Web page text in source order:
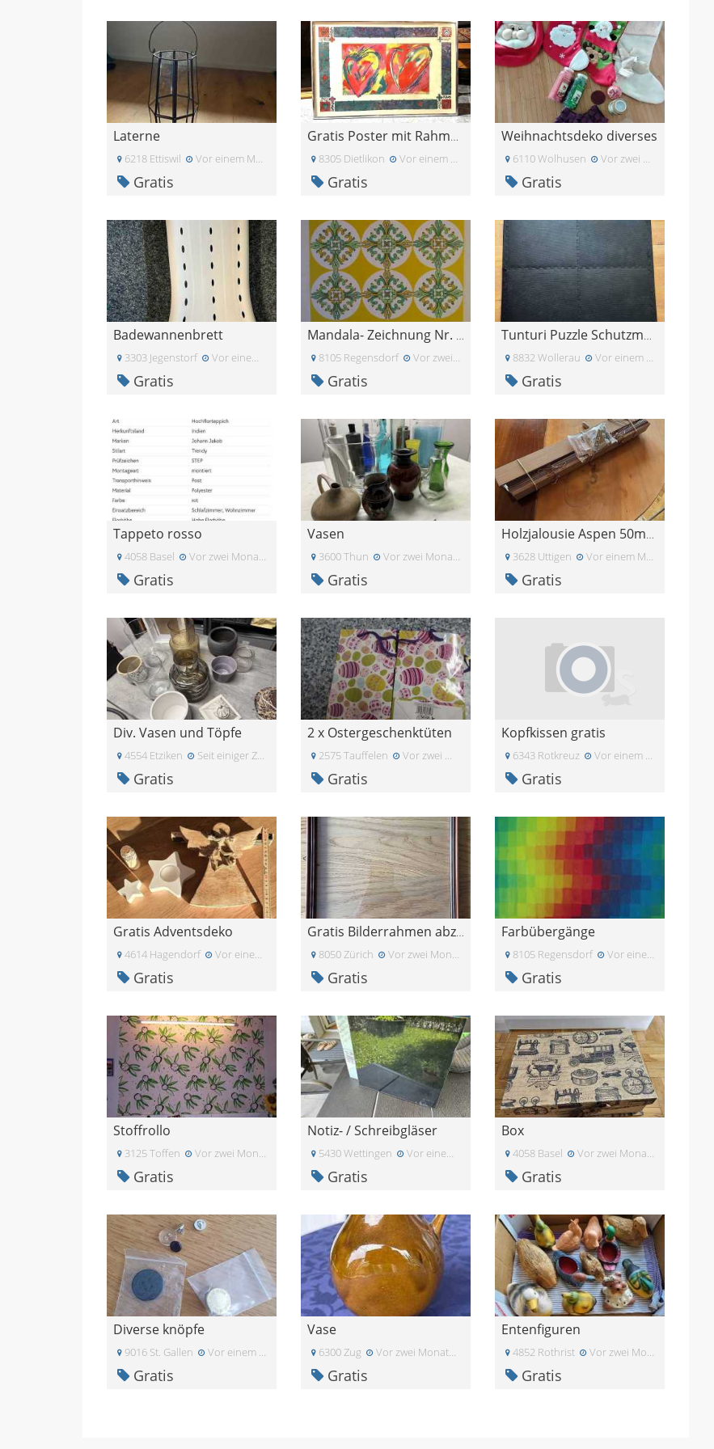
Laterne
6218 Ettiswil Vor einem Monat
Gratis
Gratis Poster mit Rahmen
8305 Dietlikon Vor einem Monat
Gratis
Weihnachtsdeko diverses
6110 Wolhusen Vor zwei Monaten
Gratis
Badewannenbrett
3303 Jegenstorf Vor einem Monat
Gratis
Mandala- Zeichnung Nr. 11
8105 Regensdorf Vor zwei Monaten
Gratis
Tunturi Puzzle Schutzmatten Set mit 4 Bodenschutz
8832 Wollerau Vor einem Monat
Gratis
Tappeto rosso
4058 Basel Vor zwei Monaten
Gratis
Vasen
3600 Thun Vor zwei Monaten
Gratis
Holzjalousie Aspen 50mm Lamelle
3628 Uttigen Vor einem Monat
Gratis
Div. Vasen und Töpfe
4554 Etziken Seit einiger Zeit
Gratis
2 x Ostergeschenktüten
2575 Tauffelen Vor zwei Monaten
Gratis
Kopfkissen gratis
6343 Rotkreuz Vor einem Monat
Gratis
Gratis Adventsdeko
4614 Hagendorf Vor einem Monat
Gratis
Gratis Bilderrahmen abzugeben
8050 Zürich Vor zwei Monaten
Gratis
Farbübergänge
8105 Regensdorf Vor einem Monat
Gratis
Stoffrollo
3125 Toffen Vor zwei Monaten
Gratis
Notiz- / Schreibgläser
5430 Wettingen Vor einem Monat
Gratis
Box
4058 Basel Vor zwei Monaten
Gratis
Diverse knöpfe
9016 St. Gallen Vor einem Monat
Gratis
Vase
6300 Zug Vor zwei Monaten
Gratis
Entenfiguren
4852 Rothrist Vor zwei Monaten
Gratis